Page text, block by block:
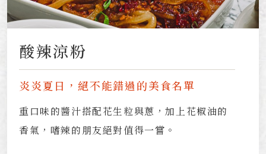
酸辣涼粉
炎炎夏日，絕不能錯過的美食名單
重口味的醬汁搭配花生粒與蔥，加上花椒油的
香氣，嗜辣的朋友絕對值得一嘗。